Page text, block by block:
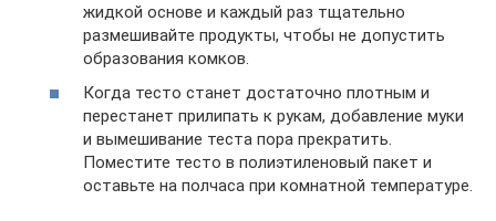
жидкой основе и каждый раз тщательно
размешивайте продукты, чтобы не допустить
образования комков.
Когда тесто станет достаточно плотным и
перестанет прилипать к рукам, добавление муки
и вымешивание теста пора прекратить.
Поместите тесто в полиэтиленовый пакет и
оставьте на полчаса при комнатной температуре.